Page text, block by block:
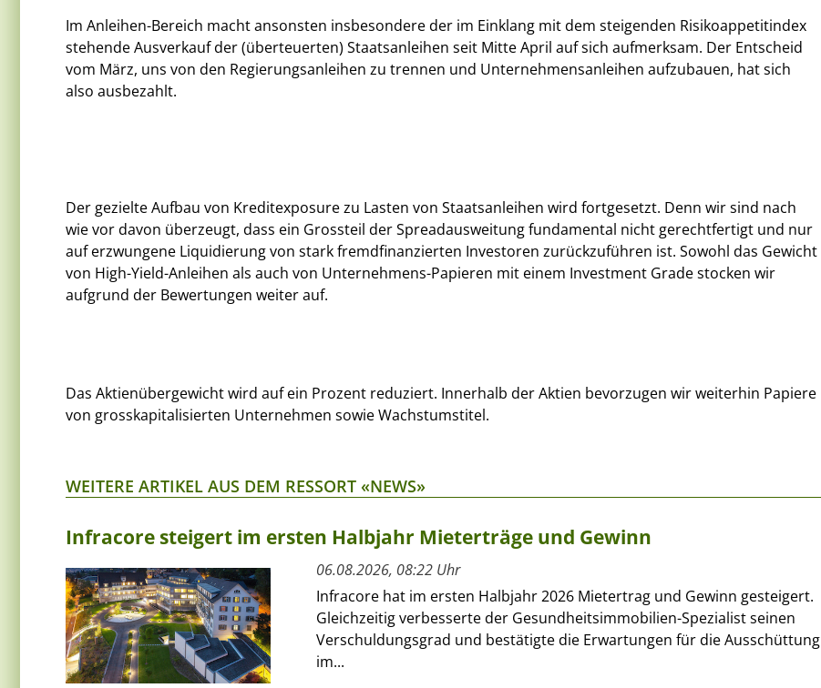
Im Anleihen-Bereich macht ansonsten insbesondere der im Einklang mit dem steigenden Risikoappetitindex
stehende Ausverkauf der (überteuerten) Staatsanleihen seit Mitte April auf sich aufmerksam. Der Entscheid
vom März, uns von den Regierungsanleihen zu trennen und Unternehmensanleihen aufzubauen, hat sich
also ausbezahlt.
Der gezielte Aufbau von Kreditexposure zu Lasten von Staatsanleihen wird fortgesetzt. Denn wir sind nach
wie vor davon überzeugt, dass ein Grossteil der Spreadausweitung fundamental nicht gerechtfertigt und nur
auf erzwungene Liquidierung von stark fremdfinanzierten Investoren zurückzuführen ist. Sowohl das Gewicht
von High-Yield-Anleihen als auch von Unternehmens-Papieren mit einem Investment Grade stocken wir
aufgrund der Bewertungen weiter auf.
Das Aktienübergewicht wird auf ein Prozent reduziert. Innerhalb der Aktien bevorzugen wir weiterhin Papiere
von grosskapitalisierten Unternehmen sowie Wachstumstitel.
WEITERE ARTIKEL AUS DEM RESSORT «NEWS»
Infracore steigert im ersten Halbjahr Mieterträge und Gewinn
06.08.2026, 08:22 Uhr
Infracore hat im ersten Halbjahr 2026 Mietertrag und Gewinn gesteigert.
Gleichzeitig verbesserte der Gesundheitsimmobilien-Spezialist seinen
Verschuldungsgrad und bestätigte die Erwartungen für die Ausschüttung
im...